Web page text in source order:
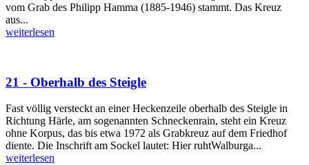
vom Grab des Philipp Hamma (1885-1946) stammt. Das Kreuz
aus...
weiterlesen
21 - Oberhalb des Steigle
Fast völlig versteckt an einer Heckenzeile oberhalb des Steigle in
Richtung Härle, am sogenannten Schneckenrain, steht ein Kreuz
ohne Korpus, das bis etwa 1972 als Grabkreuz auf dem Friedhof
diente. Die Inschrift am Sockel lautet: Hier ruhtWalburga...
weiterlesen